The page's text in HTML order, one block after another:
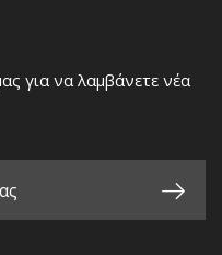
για να λαμβάνετε νέα